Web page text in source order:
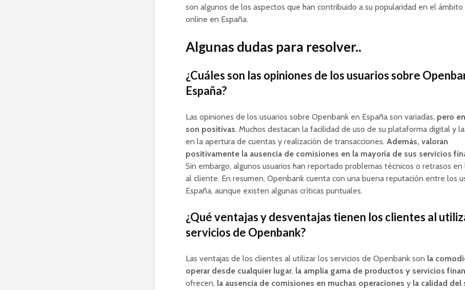
son algunos de los aspectos que han contribuido a su popularidad en el ámbito
online en España.
Algunas dudas para resolver..
¿Cuáles son las opiniones de los usuarios sobre
España?
Las opiniones de los usuarios sobre Openbank en España son variadas, pero
son positivas. Muchos destacan la facilidad de uso de su plataforma digital y
en la apertura de cuentas y realización de transacciones. Además, valoran
positivamente la ausencia de comisiones en la mayoría de sus servicios
Sin embargo, algunos usuarios han reportado problemas técnicos o retrasos
al cliente. En resumen, Openbank cuenta con una buena reputación entre los
España, aunque existen algunas críticas puntuales.
¿Qué ventajas y desventajas tienen los clientes al
servicios de Openbank?
Las ventajas de los clientes al utilizar los servicios de Openbank son la
operar desde cualquier lugar, la amplia gama de productos y servicios
ofrecen, la ausencia de comisiones en muchas operaciones y la calidad del